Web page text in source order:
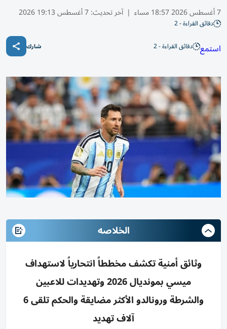
7 أغسطس 2026 18:57 مساء | آخر تحديث:7 أغسطس 19:13 2026
دقائق القراءة - 2
استمع دقائق القراءة - 2 شارك
الخلاصه
وثائق أمنية تكشف مخططاً انتحارياً لاستهداف
ميسي بمونديال 2026 وتهديدات للاعبين
والشرطة ورونالدو الأكثر مضايقة والحكم تلقى 6
آلاف تهديد